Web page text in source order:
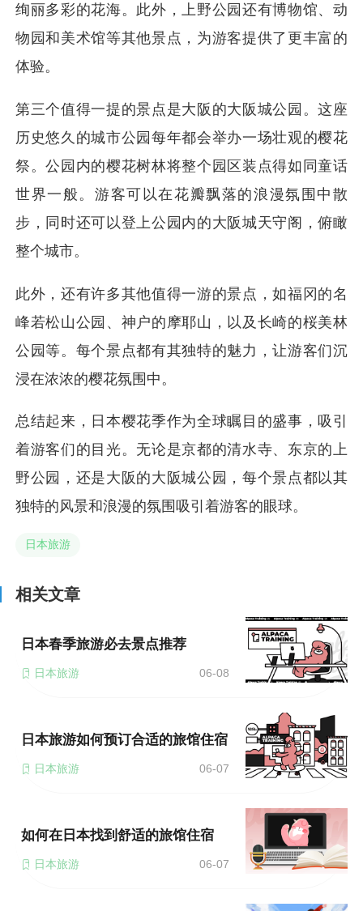
绚丽多彩的花海。此外，上野公园还有博物馆、动
物园和美术馆等其他景点，为游客提供了更丰富的
体验。
第三个值得一提的景点是大阪的大阪城公园。这座
历史悠久的城市公园每年都会举办一场壮观的樱花
祭。公园内的樱花树林将整个园区装点得如同童话
世界一般。游客可以在花瓣飘落的浪漫氛围中散
步，同时还可以登上公园内的大阪城天守阁，俯瞰
整个城市。
此外，还有许多其他值得一游的景点，如福冈的名
峰若松山公园、神户的摩耶山，以及长崎的桜美林
公园等。每个景点都有其独特的魅力，让游客们沉
浸在浓浓的樱花氛围中。
总结起来，日本樱花季作为全球瞩目的盛事，吸引
着游客们的目光。无论是京都的清水寺、东京的上
野公园，还是大阪的大阪城公园，每个景点都以其
独特的风景和浪漫的氛围吸引着游客的眼球。
日本旅游
相关文章
日本春季旅游必去景点推荐
日本旅游 06-08
日本旅游如何预订合适的旅馆住宿
日本旅游 06-07
如何在日本找到舒适的旅馆住宿
日本旅游 06-07